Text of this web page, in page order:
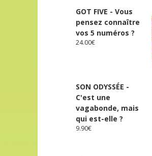
GOT FIVE - Vous
pensez connaître
vos 5 numéros ?
24.00€
SON ODYSSÉE -
C'est une
vagabonde, mais
qui est-elle ?
9.90€